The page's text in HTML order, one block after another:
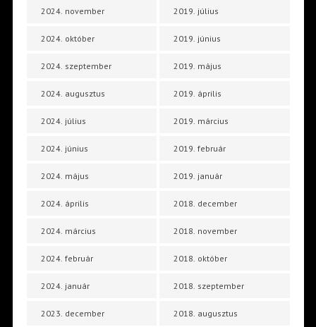
2024. november
2024. október
2024. szeptember
2024. augusztus
2024. július
2024. június
2024. május
2024. április
2024. március
2024. február
2024. január
2023. december
2019. július
2019. június
2019. május
2019. április
2019. március
2019. február
2019. január
2018. december
2018. november
2018. október
2018. szeptember
2018. augusztus